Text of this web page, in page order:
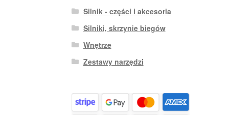
Silnik - części i akcesoria
Silniki, skrzynie biegów
Wnętrze
Zestawy narzędzi